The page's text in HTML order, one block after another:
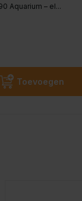
Aquarium – el...
Toevoegen